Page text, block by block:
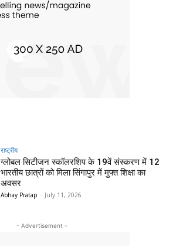
राष्ट्रीय
ग्लोबल सिटीजन स्कॉलरशिप के 19वें संस्करण में 12
भारतीय छात्रों को मिला सिंगापुर में मुफ्त शिक्षा का
अवसर
Abhay Pratap - July 11, 2026
- Advertisement -